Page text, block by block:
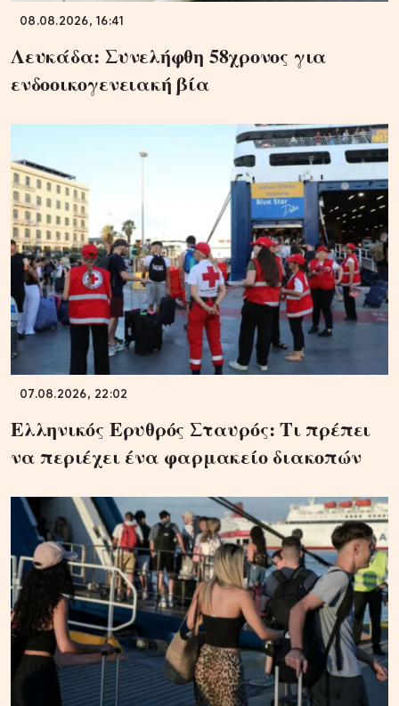
08.08.2026, 16:41
Λευκάδα: Συνελήφθη 58χρονος για
ενδοοικογενειακή βία
07.08.2026, 22:02
Ελληνικός Ερυθρός Σταυρός: Τι πρέπει
να περιέχει ένα φαρμακείο διακοπών